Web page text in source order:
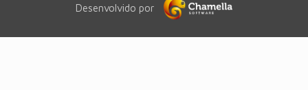
Desenvolvido por